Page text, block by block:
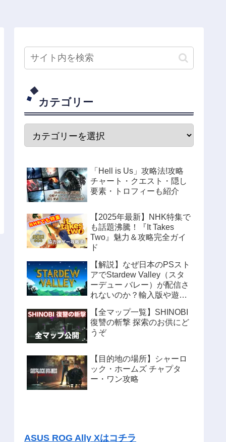
カテゴリー
「Hell is Us」攻略法!攻略
チャート・クエスト・隠し
要素・トロフィーも紹介
【2025年最新】NHK特集で
も話題沸騰！『It Takes
Two』魅力＆攻略完全ガイ
ド
【解説】なぜ日本のPSスト
アでStardew Valley（スタ
ーデュー バレー）が配信さ
れないのか？輸入版や遊ぶ
【全マップ一覧】SHINOBI
復讐の斬撃 探索のお供にど
うぞ
【目的地の場所】シャーロ
ック・ホームズ チャプタ
ー・ワン攻略
ASUS ROG Ally Xはコチラ